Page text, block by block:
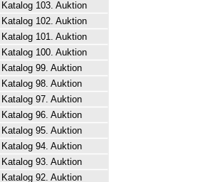
Katalog 103. Auktion
Katalog 102. Auktion
Katalog 101. Auktion
Katalog 100. Auktion
Katalog 99. Auktion
Katalog 98. Auktion
Katalog 97. Auktion
Katalog 96. Auktion
Katalog 95. Auktion
Katalog 94. Auktion
Katalog 93. Auktion
Katalog 92. Auktion